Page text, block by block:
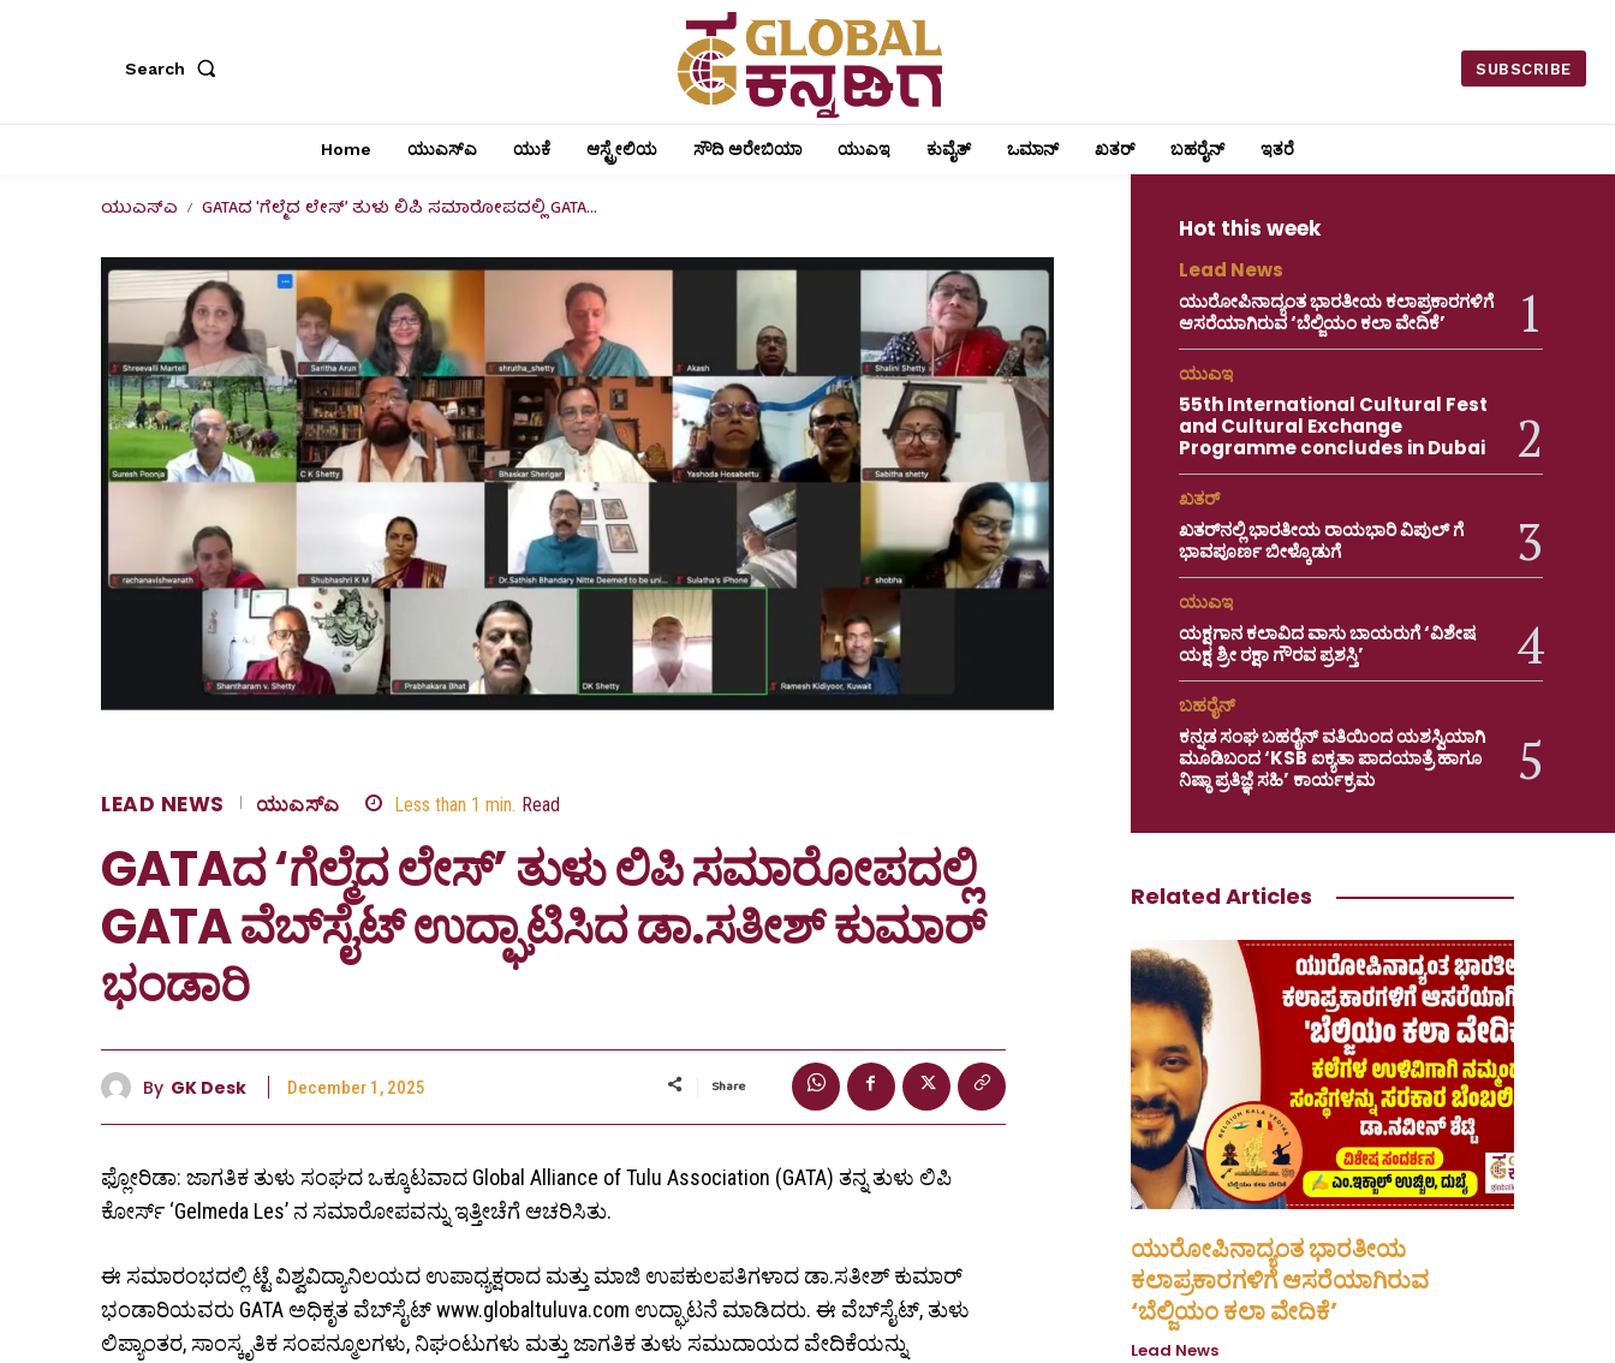
Search SUBSCRIBE
Home ಯುಎಸ್‌ಎ ಯುಕೆ ಆಸ್ಟ್ರೇಲಿಯ ಸೌದಿ ಅರೇಬಿಯಾ ಯುಎಇ ಕುವೈತ್ ಒಮಾನ್ ಖತರ್ ಬಹರೈನ್ ಇತರೆ
ಯುಎಸ್‌ಎ GATAದ 'ಗೆಲ್ಮೆದ ಲೇಸ್’ ತುಳು ಲಿಪಿ ಸಮಾರೋಪದಲ್ಲಿ GATA...
LEAD NEWS ಯುಎಸ್‌ಎ Less than 1 min. Read
GATAದ ‘ಗೆಲ್ಮೆದ ಲೇಸ್’ ತುಳು ಲಿಪಿ ಸಮಾರೋಪದಲ್ಲಿ
GATA ವೆಬ್‌ಸೈಟ್ ಉದ್ಘಾಟಿಸಿದ ಡಾ.ಸತೀಶ್ ಕುಮಾರ್
ಭಂಡಾರಿ
By GK Desk December 1, 2025 Share
ಫ್ಲೋರಿಡಾ: ಜಾಗತಿಕ ತುಳು ಸಂಘದ ಒಕ್ಕೂಟವಾದ Global Alliance of Tulu Association (GATA) ತನ್ನ ತುಳು ಲಿಪಿ
ಕೋರ್ಸ್ ‘Gelmeda Les’ ನ ಸಮಾರೋಪವನ್ನು ಇತ್ತೀಚೆಗೆ ಆಚರಿಸಿತು.
ಈ ಸಮಾರಂಭದಲ್ಲಿ ಟ್ಟೆ ವಿಶ್ವವಿದ್ಯಾನಿಲಯದ ಉಪಾಧ್ಯಕ್ಷರಾದ ಮತ್ತು ಮಾಜಿ ಉಪಕುಲಪತಿಗಳಾದ ಡಾ.ಸತೀಶ್ ಕುಮಾರ್
ಭಂಡಾರಿಯವರು GATA ಅಧಿಕೃತ ವೆಬ್‌ಸೈಟ್ www.globaltuluva.com ಉದ್ಘಾಟನೆ ಮಾಡಿದರು. ಈ ವೆಬ್‌ಸೈಟ್, ತುಳು
ಲಿಪ್ಯಾಂತರ, ಸಾಂಸ್ಕೃತಿಕ ಸಂಪನ್ಮೂಲಗಳು, ನಿಘಂಟುಗಳು ಮತ್ತು ಜಾಗತಿಕ ತುಳು ಸಮುದಾಯದ ವೇದಿಕೆಯನ್ನು
Hot this week
Lead News
ಯುರೋಪಿನಾದ್ಯಂತ ಭಾರತೀಯ ಕಲಾಪ್ರಕಾರಗಳಿಗೆ
ಆಸರೆಯಾಗಿರುವ ‘ಬೆಲ್ಜಿಯಂ ಕಲಾ ವೇದಿಕೆ’
ಯುಎಇ
55th International Cultural Fest
and Cultural Exchange
Programme concludes in Dubai
ಖತರ್
ಖತರ್‌ನಲ್ಲಿ ಭಾರತೀಯ ರಾಯಭಾರಿ ವಿಪುಲ್ ಗೆ
ಭಾವಪೂರ್ಣ ಬೀಳ್ಕೊಡುಗೆ
ಯುಎಇ
ಯಕ್ಷಗಾನ ಕಲಾವಿದ ವಾಸು ಬಾಯರುಗೆ ‘ವಿಶೇಷ
ಯಕ್ಷ ಶ್ರೀ ರಕ್ಷಾ ಗೌರವ ಪ್ರಶಸ್ತಿ’
ಬಹರೈನ್
ಕನ್ನಡ ಸಂಘ ಬಹರೈನ್ ವತಿಯಿಂದ ಯಶಸ್ವಿಯಾಗಿ
ಮೂಡಿಬಂದ ‘KSB ಐಕ್ಯತಾ ಪಾದಯಾತ್ರೆ ಹಾಗೂ
ನಿಷ್ಠಾ ಪ್ರತಿಜ್ಞೆ ಸಹಿ’ ಕಾರ್ಯಕ್ರಮ
Related Articles
ಯುರೋಪಿನಾದ್ಯಂತ ಭಾರತೀಯ
ಕಲಾಪ್ರಕಾರಗಳಿಗೆ ಆಸರೆಯಾಗಿರುವ
‘ಬೆಲ್ಜಿಯಂ ಕಲಾ ವೇದಿಕೆ’
Lead News